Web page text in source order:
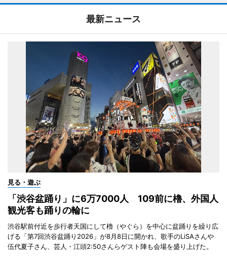
最新ニュース
見る・遊ぶ
「渋谷盆踊り」に6万7000人 109前に櫓、外国人
観光客も踊りの輪に
渋谷駅前付近を歩行者天国にして櫓（やぐら）を中心に盆踊りを繰り広
げる「第7回渋谷盆踊り2026」が8月8日に開かれ、歌手のLiSAさんや
伍代夏子さん、芸人・江頭2:50さんらゲスト陣も会場を盛り上げた。